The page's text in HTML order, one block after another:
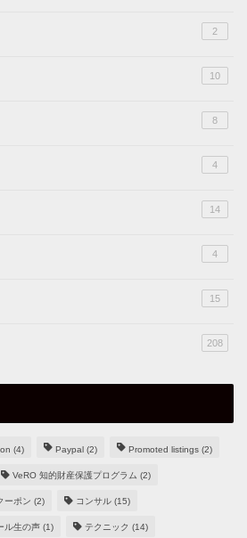
2
10
8
4
14
4
15
208
(4) Paypal (2) Promoted listings (2)
VeRO 知的財産保護プログラム (2)
ーポン (2) コンサル (15)
ル生の声 (1) テクニック (14)